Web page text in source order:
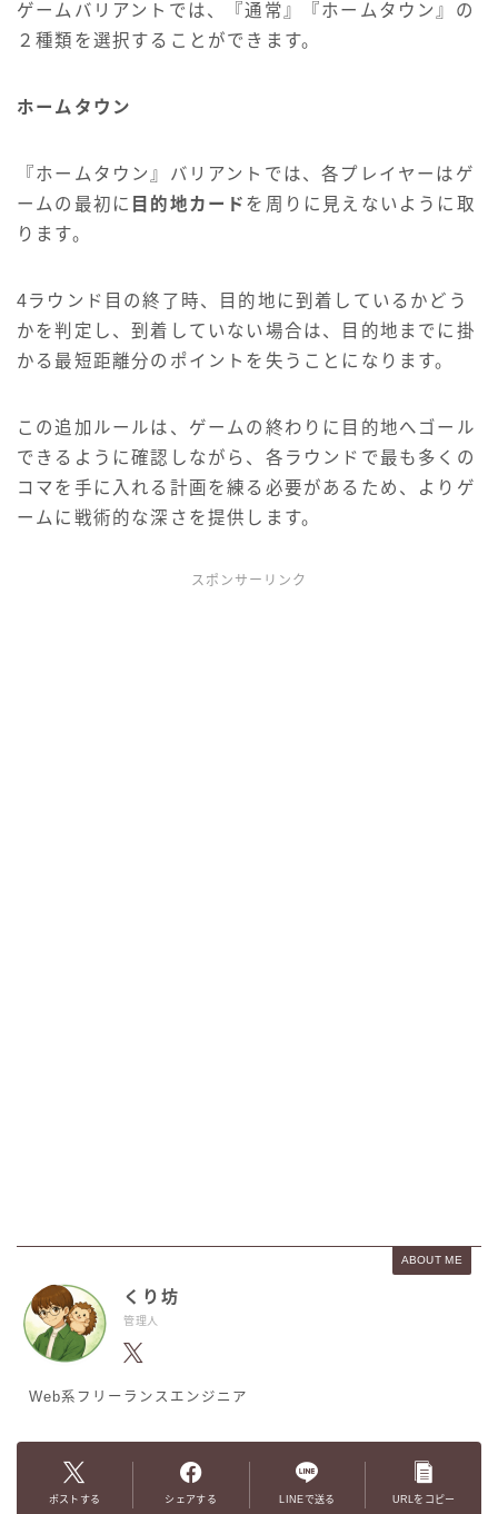
ゲームバリアントでは、『通常』『ホームタウン』の
２種類を選択することができます。
ホームタウン
『ホームタウン』バリアントでは、各プレイヤーはゲ
ームの最初に 目的地カード を周りに見えないように取
ります。
4ラウンド目の終了時、目的地に到着しているかどう
かを判定し、到着していない場合は、目的地までに掛
かる最短距離分のポイントを失うことになります。
この追加ルールは、ゲームの終わりに目的地へゴール
できるように確認しながら、各ラウンドで最も多くの
コマを手に入れる計画を練る必要があるため、よりゲ
ームに戦術的な深さを提供します。
スポンサーリンク
ABOUT ME
くり坊
管理人
Web系フリーランスエンジニア
ポストする シェアする LINEで送る URLをコピー